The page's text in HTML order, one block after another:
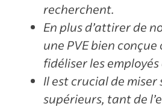
recherchent.
En plus d’attirer de
une PVE bien
fidéliser les employés
Il est crucial de
supérieurs, tant de